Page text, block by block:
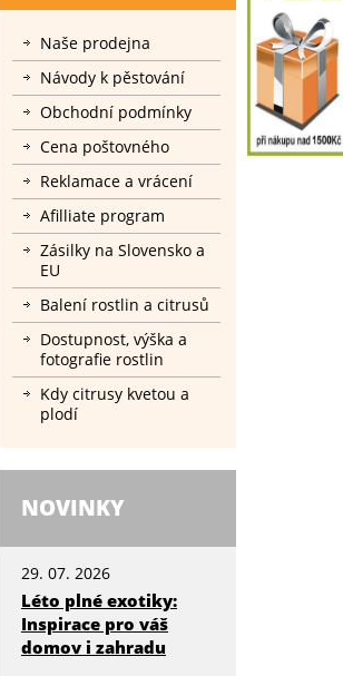
Naše prodejna
Návody k pěstování
Obchodní podmínky
Cena poštovného
Reklamace a vrácení
Afilliate program
Zásilky na Slovensko a
EU
Balení rostlin a citrusů
Dostupnost, výška a
fotografie rostlin
Kdy citrusy kvetou a
plodí
NOVINKY
29. 07. 2026
Léto plné exotiky:
Inspirace pro váš
domov i zahradu